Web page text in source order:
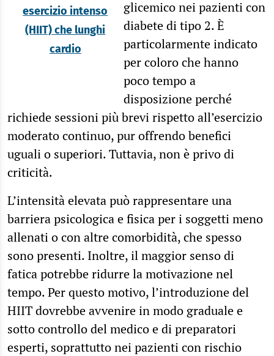
esercizio intenso
(HIIT) che lunghi
cardio
glicemico nei pazienti con
diabete di tipo 2. È
particolarmente indicato
per coloro che hanno
poco tempo a
disposizione perché
richiede sessioni più brevi rispetto all’esercizio
moderato continuo, pur offrendo benefici
uguali o superiori. Tuttavia, non è privo di
criticità.
L’intensità elevata può rappresentare una
barriera psicologica e fisica per i soggetti meno
allenati o con altre comorbidità, che spesso
sono presenti. Inoltre, il maggior senso di
fatica potrebbe ridurre la motivazione nel
tempo. Per questo motivo, l’introduzione del
HIIT dovrebbe avvenire in modo graduale e
sotto controllo del medico e di preparatori
esperti, soprattutto nei pazienti con rischio